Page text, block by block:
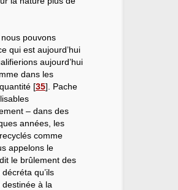
pouvons
qui est aujourd’hui
aujourd’hui
dans les
[35] . Pache
– dans des
années, les
comme
appelons le
le brûlement des
qu’ils
à la